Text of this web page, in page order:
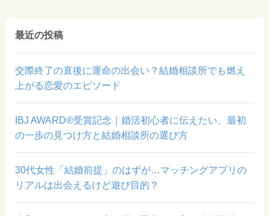
最近の投稿
交際終了の直後に運命の出会い？結婚相談所でも燃え
上がる恋愛のエピソード
IBJ AWARD®受賞記念｜婚活初心者に伝えたい、最初
の一歩の見つけ方と結婚相談所の選び方
30代女性「結婚前提」のはずが…マッチングアプリの
リアルは出会えるけど遊び目的？